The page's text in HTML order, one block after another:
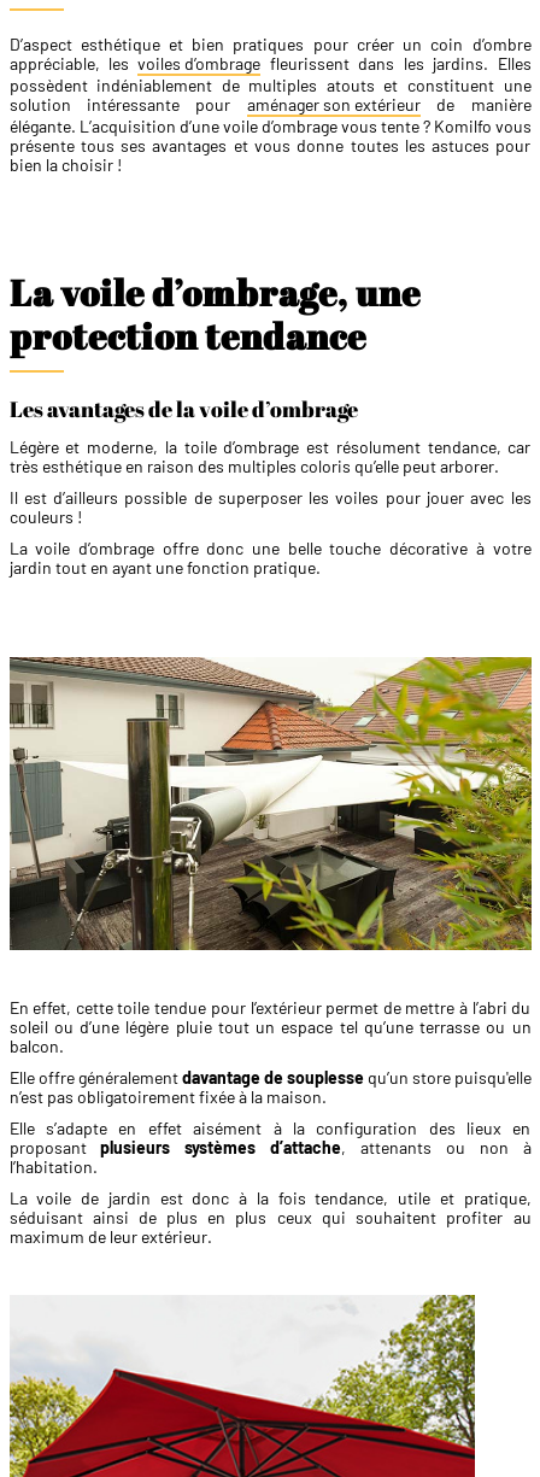
D’aspect esthétique et bien pratiques pour créer un coin d’ombre
appréciable, lesvoiles d’ombrage fleurissent dans les jardins. Elles
possèdent indéniablement de multiples atouts et constituent une
solution intéressante pour aménager son extérieurde manière
élégante. L’acquisition d’une voile d’ombrage vous tente ? Komilfo vous
présente tous ses avantages et vous donne toutes les astuces pour
bien la choisir !
La voile d’ombrage, une
protection tendance
Les avantages de la voile d’ombrage
Légère et moderne, la toile d’ombrage est résolument tendance, car
très esthétique en raison des multiples coloris qu’elle peut arborer.
Il est d’ailleurs possible de superposer les voiles pour jouer avec les
couleurs !
La voile d’ombrage offre donc une belle touche décorative à votre
jardin tout en ayant une fonction pratique.
En effet, cette toile tendue pour l’extérieur permet de mettre à l’abri du
soleil ou d’une légère pluie tout un espace tel qu’une terrasse ou un
balcon.
Elle offre généralementdavantage de souplessequ’un store puisqu'elle
n’est pas obligatoirement fixée à la maison.
Elle s’adapte en effet aisément à la configuration des lieux en
proposantplusieurs systèmes d’attache, attenants ou non à
l’habitation.
La voile de jardin est donc à la fois tendance, utile et pratique,
séduisant ainsi de plus en plus ceux qui souhaitent profiter au
maximum de leur extérieur.